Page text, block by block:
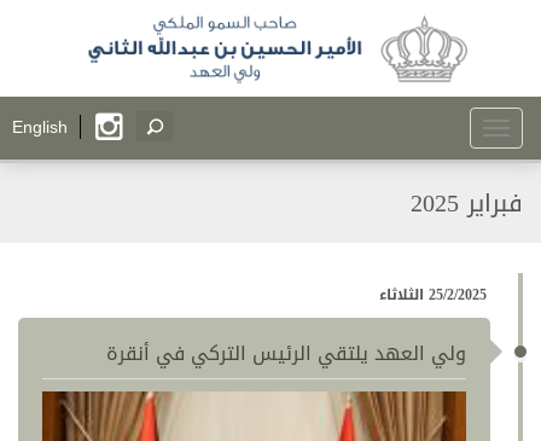
English Toggle
navigation
فبراير 2025
25/2/2025 الثلاثاء
ولي العهد يلتقي الرئيس التركي في أنقرة